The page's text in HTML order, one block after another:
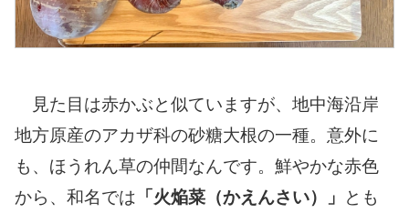
見た目は赤かぶと似ていますが、地中海沿岸
地方原産のアカザ科の砂糖大根の一種。意外に
も、ほうれん草の仲間なんです。鮮やかな赤色
から、和名では 「火焔菜（かえんさい）」
とも